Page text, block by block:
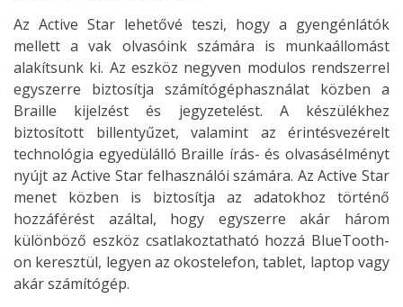
Az Active Star lehetővé teszi, hogy a gyengénlátók
mellett a vak olvasóink számára is munkaállomást
alakítsunk ki. Az eszköz negyven modulos rendszerrel
egyszerre biztosítja számítógéphasználat közben a
Braille kijelzést és jegyzetelést. A készülékhez
biztosított billentyűzet, valamint az érintésvezérelt
technológia egyedülálló Braille írás- és olvasásélményt
nyújt az Active Star felhasználói számára. Az Active Star
menet közben is biztosítja az adatokhoz történő
hozzáférést azáltal, hogy egyszerre akár három
különböző eszköz csatlakoztatható hozzá BlueTooth-
on keresztül, legyen az okostelefon, tablet, laptop vagy
akár számítógép.